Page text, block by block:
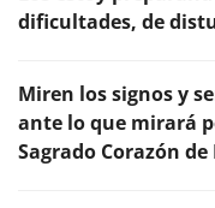
dificultades, de
Miren los signos y
ante lo que mirará
Sagrado Corazón